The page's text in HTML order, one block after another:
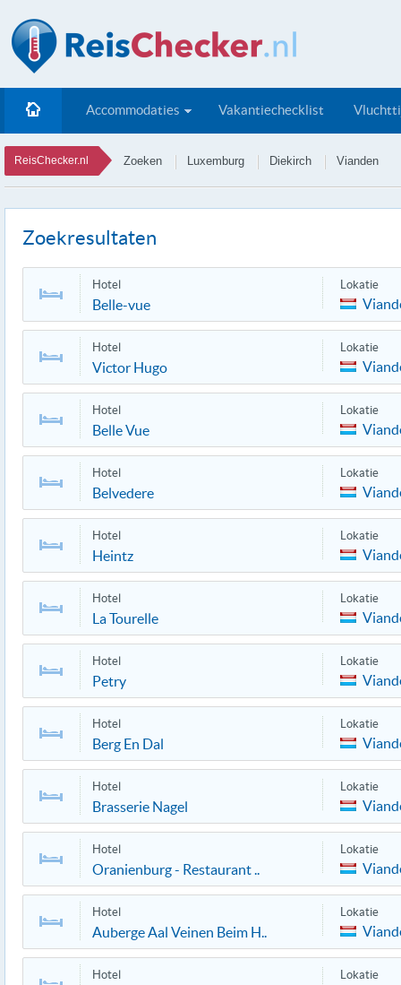
Accommodaties Vakantiechecklist
ReisChecker.nl Zoeken Luxemburg Diekirch Vianden
Zoekresultaten
Hotel
Belle-vue
Lokatie
Hotel
Victor Hugo
Lokatie
Hotel
Belle Vue
Lokatie
Hotel
Belvedere
Lokatie
Hotel
Heintz
Lokatie
Hotel
La Tourelle
Lokatie
Hotel
Petry
Lokatie
Hotel
Berg En Dal
Lokatie
Hotel
Brasserie Nagel
Lokatie
Hotel
Oranienburg - Restaurant ..
Lokatie
Hotel
Auberge Aal Veinen Beim H..
Lokatie
Hotel Lokatie